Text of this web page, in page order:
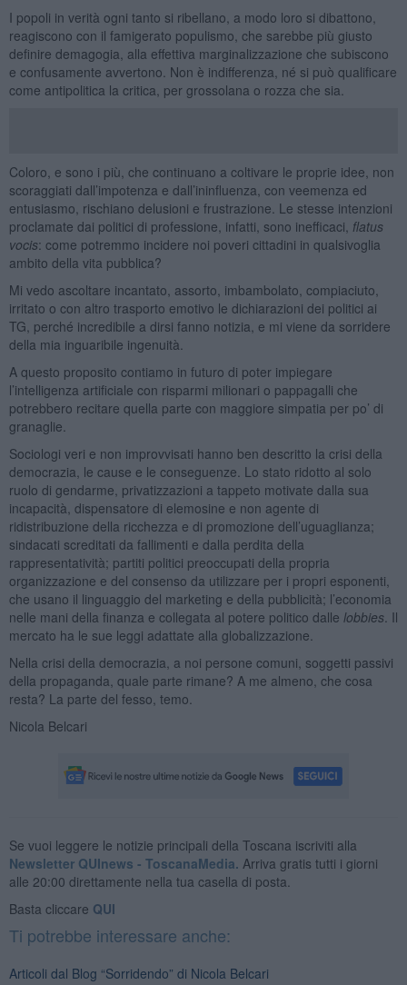
I popoli in verità ogni tanto si ribellano, a modo loro si dibattono,
reagiscono con il famigerato populismo, che sarebbe più giusto
definire demagogia, alla effettiva marginalizzazione che subiscono
e confusamente avvertono. Non è indifferenza, né si può qualificare
come antipolitica la critica, per grossolana o rozza che sia.
Coloro, e sono i più, che continuano a coltivare le proprie idee, non
scoraggiati dall’impotenza e dall’ininfluenza, con veemenza ed
entusiasmo, rischiano delusioni e frustrazione. Le stesse intenzioni
proclamate dai politici di professione, infatti, sono inefficaci, flatus
vocis: come potremmo incidere noi poveri cittadini in qualsivoglia
ambito della vita pubblica?
Mi vedo ascoltare incantato, assorto, imbambolato, compiaciuto,
irritato o con altro trasporto emotivo le dichiarazioni dei politici ai
TG, perché incredibile a dirsi fanno notizia, e mi viene da sorridere
della mia inguaribile ingenuità.
A questo proposito contiamo in futuro di poter impiegare
l’intelligenza artificiale con risparmi milionari o pappagalli che
potrebbero recitare quella parte con maggiore simpatia per po’ di
granaglie.
Sociologi veri e non improvvisati hanno ben descritto la crisi della
democrazia, le cause e le conseguenze. Lo stato ridotto al solo
ruolo di gendarme, privatizzazioni a tappeto motivate dalla sua
incapacità, dispensatore di elemosine e non agente di
ridistribuzione della ricchezza e di promozione dell’uguaglianza;
sindacati screditati da fallimenti e dalla perdita della
rappresentatività; partiti politici preoccupati della propria
organizzazione e del consenso da utilizzare per i propri esponenti,
che usano il linguaggio del marketing e della pubblicità; l’economia
nelle mani della finanza e collegata al potere politico dalle lobbies. Il
mercato ha le sue leggi adattate alla globalizzazione.
Nella crisi della democrazia, a noi persone comuni, soggetti passivi
della propaganda, quale parte rimane? A me almeno, che cosa
resta? La parte del fesso, temo.
Nicola Belcari
Se vuoi leggere le notizie principali della Toscana iscriviti alla
Newsletter QUInews - ToscanaMedia. Arriva gratis tutti i giorni
alle 20:00 direttamente nella tua casella di posta.
Basta cliccare QUI
Ti potrebbe interessare anche:
Articoli dal Blog “Sorridendo” di Nicola Belcari